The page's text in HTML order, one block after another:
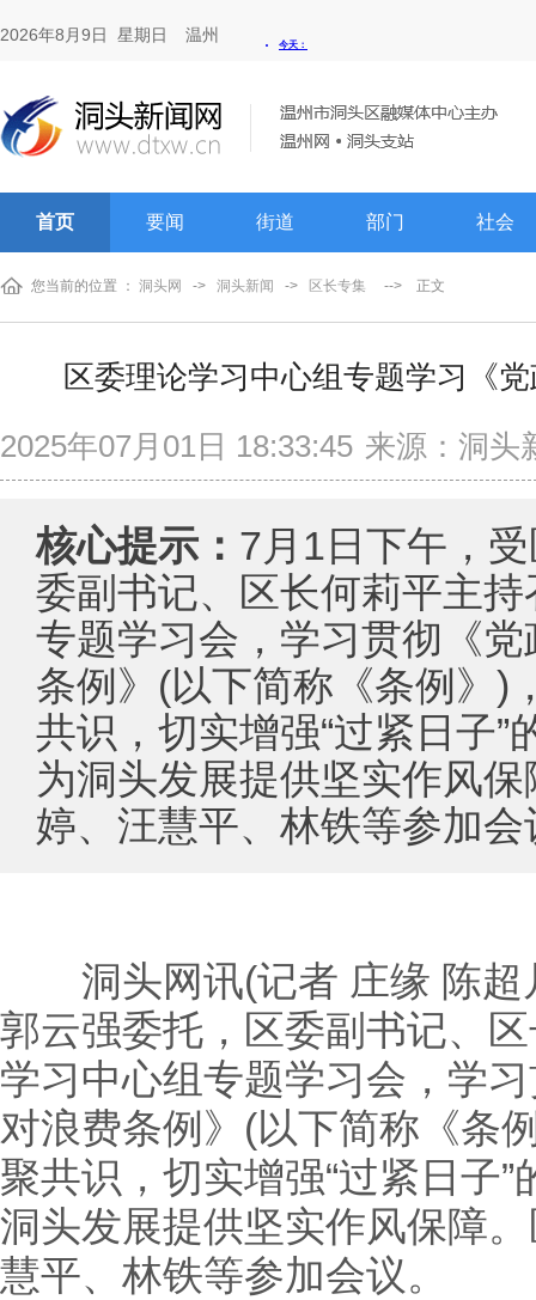
2026年8月9日 星期日 温州
首页 要闻 街道 部门 社会
您当前的位置 ： 洞头网 -> 洞头新闻 -> 区长专集 --> 正文
区委理论学习中心组专题学习《
2025年07月01日 18:33:45 来源：洞头
核心提示： 7月1日下午，
委副书记、区长何莉平主
专题学习会，学习贯彻《
条例》(以下简称《条例》)
共识，切实增强“过紧日子
为洞头发展提供坚实作风
婷、汪慧平、林铁等参加会
洞头网讯(记者 庄缘 陈超
郭云强委托，区委副书记、
学习中心组专题学习会，学
对浪费条例》(以下简称《条
聚共识，切实增强“过紧日子
洞头发展提供坚实作风保障
慧平、林铁等参加会议。